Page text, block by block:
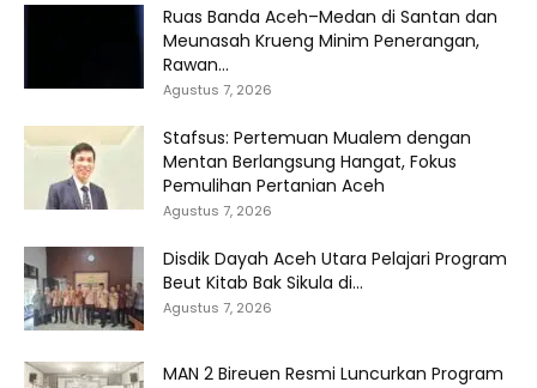
Ruas Banda Aceh–Medan di Santan dan
Meunasah Krueng Minim Penerangan,
Rawan...
Agustus 7, 2026
Stafsus: Pertemuan Mualem dengan
Mentan Berlangsung Hangat, Fokus
Pemulihan Pertanian Aceh
Agustus 7, 2026
Disdik Dayah Aceh Utara Pelajari Program
Beut Kitab Bak Sikula di...
Agustus 7, 2026
MAN 2 Bireuen Resmi Luncurkan Program